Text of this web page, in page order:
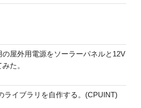
屋外用電源をソーラーパネルと12V
た。
ライブラリを自作する。(CPUINT)